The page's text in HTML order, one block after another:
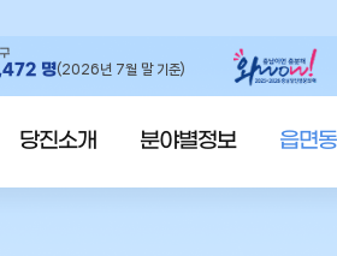
명(2026년 7월 말 기준)
당진소개 분야별정보 읍면동